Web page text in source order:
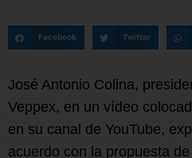
Facebook Twitter
José Antonio Colina,
Veppex, en un vídeo
en su canal de YouTube,
acuerdo con la propuesta